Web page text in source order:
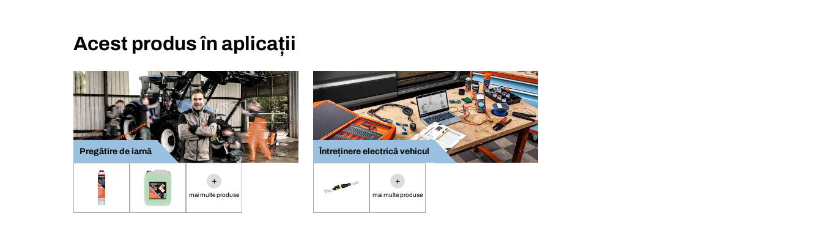
Acest produs în aplicații
Pregătire de iarnă
+
mai multe produse
Întreținere electrică vehicul
+
mai multe produse